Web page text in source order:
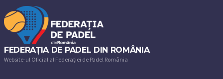
FEDERAȚIA DE PADEL DIN ROMÂNIA
Website-ul Oficial al Federației de Padel România